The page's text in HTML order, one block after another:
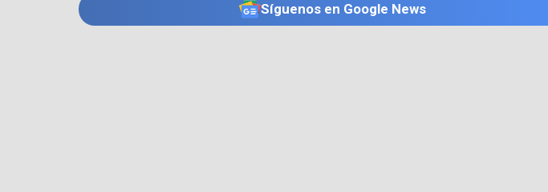
Síguenos en Google News